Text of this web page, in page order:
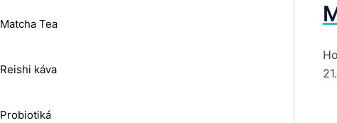
Matcha Tea
Reishi káva
Probiotiká